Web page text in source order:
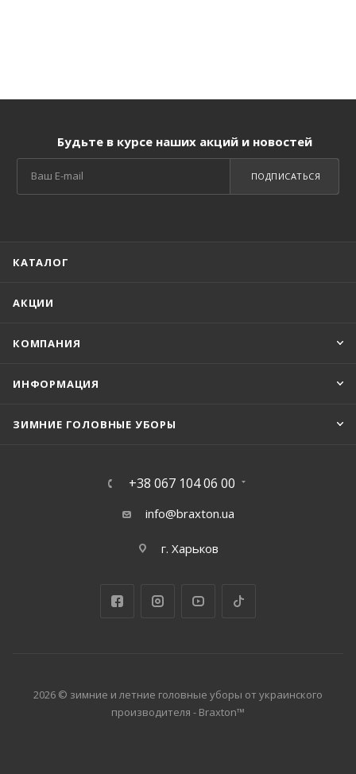
Будьте в курсе наших акций и новостей
ПОДПИСАТЬСЯ
КАТАЛОГ
АКЦИИ
КОМПАНИЯ
ИНФОРМАЦИЯ
ЗИМНИЕ ГОЛОВНЫЕ УБОРЫ
+38 067 104 06 00
info@braxton.ua
г. Харьков
2026 © зимние и летние головные уборы от украинского
производителя - Braxton™